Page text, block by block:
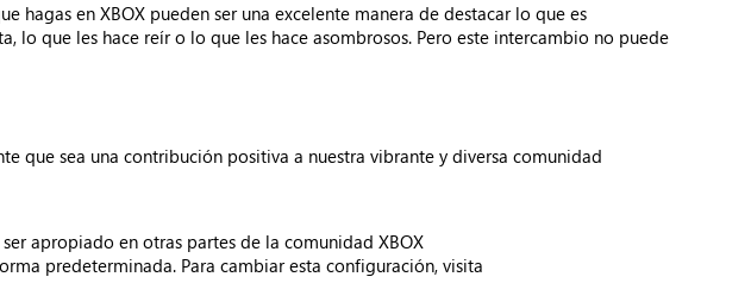
en XBOX pueden ser una excelente manera de destacar lo que es
que les hace reír o lo que les hace asombrosos. Pero este intercambio no puede
que sea una contribución positiva a nuestra vibrante y diversa comunidad
apropiado en otras partes de la comunidad XBOX
predeterminada. Para cambiar esta configuración, visita